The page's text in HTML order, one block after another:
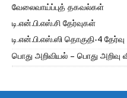
வேலைவாய்ப்புத் தகவல்கள்
டி.என்.பி.எஸ்.சி தேர்வுகள்
டி.என்.பி.எஸ்.ஸி தொகுதி-4
பொது அறிவியல் – பொது அறிவு